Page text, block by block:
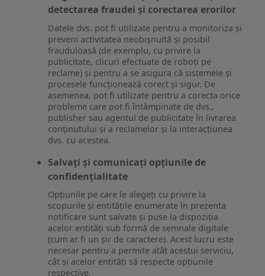
detectarea fraudei și corectarea erorilor
Datele dvs. pot fi utilizate pentru a monitoriza și
preveni activitatea neobișnuită și posibil
frauduloasă (de exemplu, cu privire la
publicitate, clicuri efectuate de roboți pe
reclame) și pentru a se asigura că sistemele și
procesele funcționează corect și sigur. De
asemenea, pot fi utilizate pentru a corecta orice
probleme care pot fi întâmpinate de dvs.,
publisher sau agentul de publicitate în livrarea
conținutului și a reclamelor și la interacțiunea
dvs. cu acestea.
Salvați și comunicați opțiunile de
confidențialitate
Opțiunile pe care le alegeți cu privire la
scopurile și entitățile enumerate în prezenta
notificare sunt salvate și puse la dispoziția
acelor entități sub formă de semnale digitale
(cum ar fi un șir de caractere). Acest lucru este
necesar pentru a permite atât acestui serviciu,
cât și acelor entități să respecte opțiunile
respective.